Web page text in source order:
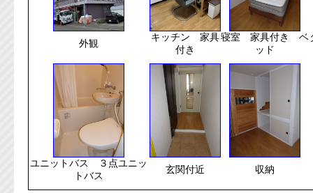
外観
キッチン 家具
付き
寝室 家具付き ベ
ッド
ユニットバス ３点ユニッ
トバス
玄関付近 収納